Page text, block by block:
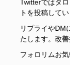
Twitterではタ
トを投稿してい
リプライやDM
たします。改
フォロリムお気